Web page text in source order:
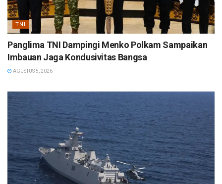
TNI
Panglima TNI Dampingi Menko Polkam Sampaikan
Imbauan Jaga Kondusivitas Bangsa
AGUSTUS 5, 2026